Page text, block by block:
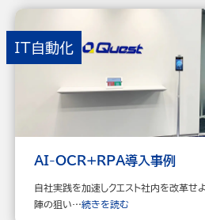
AI-OCR+RPA導入事例
自社実践を加速しクエスト社内を改革
陣の狙い…続きを読む
IT自動化